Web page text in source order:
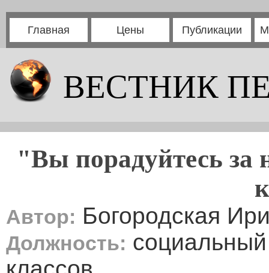
Главная Цены Публикации
ВЕСТНИК
"Вы порадуйтесь
Автор: Богородская
Должность: социальный